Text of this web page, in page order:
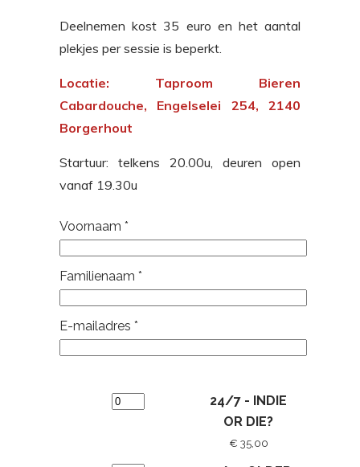
Deelnemen kost 35 euro en het aantal
plekjes per sessie is beperkt.
Locatie: Taproom Bieren
Cabardouche, Engelselei 254, 2140
Borgerhout
Startuur: telkens 20.00u, deuren open
vanaf 19.30u
Voornaam *
Familienaam *
E-mailadres *
24/7 - INDIE
OR DIE?
€ 35,00